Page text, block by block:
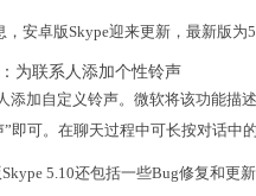
安卓版Skype迎来更新，最新版
添加自定义铃声。微软将该功能描
即可。在聊天过程中可长按对话中
5.10还包括一些Bug修复和更